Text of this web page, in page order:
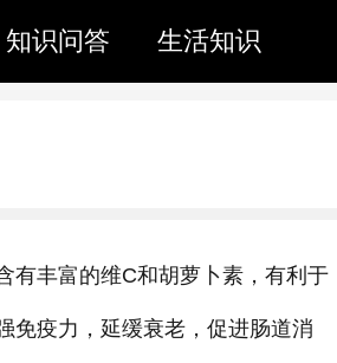
知识问答 生活知识
有丰富的维C和胡萝卜素，有利于
免疫力，延缓衰老，促进肠道消